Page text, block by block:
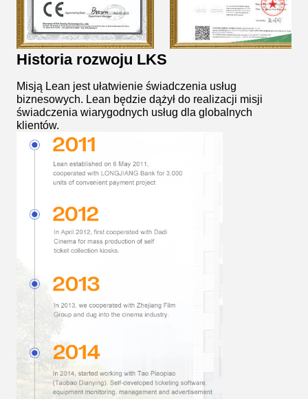
Historia rozwoju LKS
Misją Lean jest ułatwienie świadczenia usług
biznesowych. Lean będzie dążył do realizacji misji
świadczenia wiarygodnych usług dla globalnych
klientów.